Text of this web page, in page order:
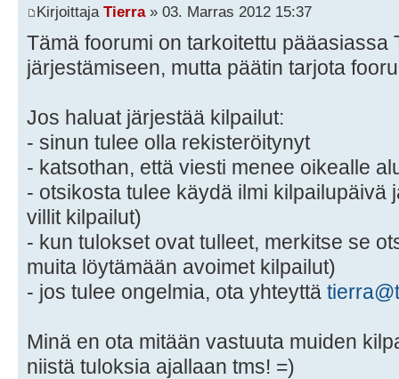
Kirjoittaja Tierra» 03. Marras 2012 15:37
Tämä foorumi on tarkoitettu pääasiassa
järjestämiseen, mutta päätin tarjota
Jos haluat järjestää kilpailut:
- sinun tulee olla rekisteröitynyt
- katsothan, että viesti menee oikealle
- otsikosta tulee käydä ilmi kilpailupäivä
villit kilpailut)
- kun tulokset ovat tulleet, merkitse se
muita löytämään avoimet kilpailut)
- jos tulee ongelmia, ota yhteyttä
Minä en ota mitään vastuuta muiden
niistä tuloksia ajallaan tms! =)